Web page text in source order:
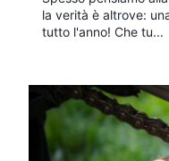
la verità è altrove:
tutto l'anno! Che tu...